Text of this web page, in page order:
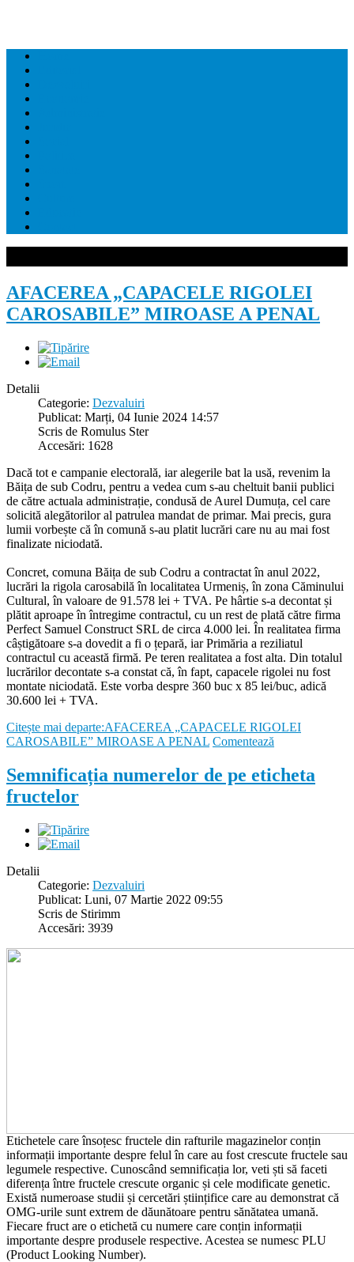
AFACEREA „CAPACELE RIGOLEI
CAROSABILE” MIROASE A PENAL
Detalii
Categorie: Dezvaluiri
Publicat: Marți, 04 Iunie 2024 14:57
Scris de Romulus Ster
Accesări: 1628
Dacă tot e campanie electorală, iar alegerile bat la usă, revenim la
Băița de sub Codru, pentru a vedea cum s-au cheltuit banii publici
de către actuala administrație, condusă de Aurel Dumuța, cel care
solicită alegătorilor al patrulea mandat de primar. Mai precis, gura
lumii vorbește că în comună s-au platit lucrări care nu au mai fost
finalizate niciodată.
Concret, comuna Băița de sub Codru a contractat în anul 2022,
lucrări la rigola carosabilă în localitatea Urmeniș, în zona Căminului
Cultural, în valoare de 91.578 lei + TVA. Pe hârtie s-a decontat și
plătit aproape în întregime contractul, cu un rest de plată către firma
Perfect Samuel Construct SRL de circa 4.000 lei. În realitatea firma
câștigătoare s-a dovedit a fi o țepară, iar Primăria a reziliatul
contractul cu această firmă. Pe teren realitatea a fost alta. Din totalul
lucrărilor decontate s-a constat că, în fapt, capacele rigolei nu fost
montate niciodată. Este vorba despre 360 buc x 85 lei/buc, adică
30.600 lei + TVA.
Citește mai departe:AFACEREA „CAPACELE RIGOLEI
CAROSABILE” MIROASE A PENAL Comentează
Semnificația numerelor de pe eticheta
fructelor
Detalii
Categorie: Dezvaluiri
Publicat: Luni, 07 Martie 2022 09:55
Scris de Stirimm
Accesări: 3939
Etichetele care însoțesc fructele din rafturile magazinelor conțin
informații importante despre felul în care au fost crescute fructele sau
legumele respective. Cunoscând semnificația lor, veti ști să faceti
diferența între fructele crescute organic și cele modificate genetic.
Există numeroase studii și cercetări științifice care au demonstrat că
OMG-urile sunt extrem de dăunătoare pentru sănătatea umană.
Fiecare fruct are o etichetă cu numere care conțin informații
importante despre produsele respective. Acestea se numesc PLU
(Product Looking Number).